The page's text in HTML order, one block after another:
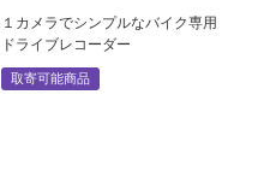
１カメラでシンプルなバイク専用
ドライブレコーダー
取寄可能商品